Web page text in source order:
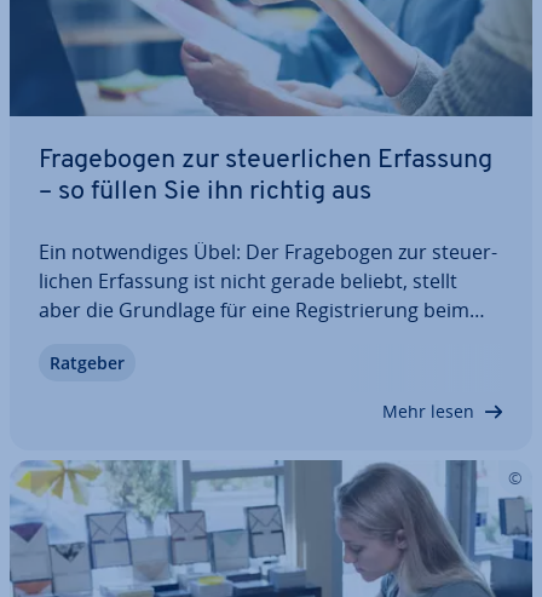
Fra­ge­bo­gen zur steu­er­li­chen Erfassung
– so füllen Sie ihn richtig aus
Ein not­wen­di­ges Übel: Der Fra­ge­bo­gen zur steu­er­
li­chen Erfassung ist nicht gerade beliebt, stellt
aber die Grundlage für eine Re­gis­trie­rung beim
Sie das Formular aus­ge­füllt bei den Behörden
Ratgeber
Mehr lesen